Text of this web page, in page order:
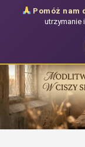
do
treści
Pomóż nam
utrzymanie